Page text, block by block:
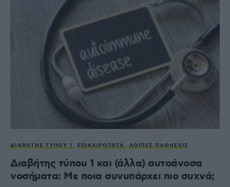
ΔΙΑΒΉΤΗΣ ΤΎΠΟΥ 1 ΕΠΙΚΑΙΡΌΤΗΤΑ ΛΟΙΠΈΣ ΠΑΘΉΣΕΙΣ
Διαβήτης τύπου 1 και (άλλα) αυτοάνοσα
νοσήματα: Με ποια συνυπάρχει πιο συχνά;